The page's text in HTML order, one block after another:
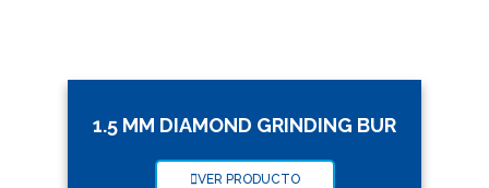
1.5 MM DIAMOND GRINDING BUR
VER PRODUCTO